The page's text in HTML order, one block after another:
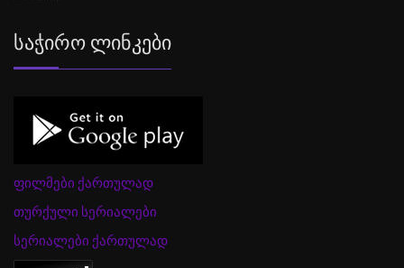
Საჭირო Ლინკები
ფილმები ქართულად
თურქული სერიალები
სერიალები ქართულად